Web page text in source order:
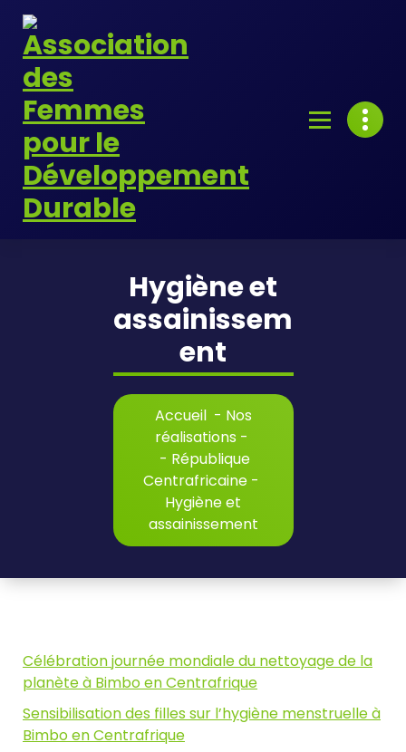
Skip
content
Hygiène et
assainissem
ent
Accueil- Nos
réalisations-
- République
Centrafricaine -
Hygiène et
assainissement
Célébration journée mondiale du nettoyage de la
planète à Bimbo en Centrafrique
Sensibilisation des filles sur l’hygiène menstruelle à
Bimbo en Centrafrique